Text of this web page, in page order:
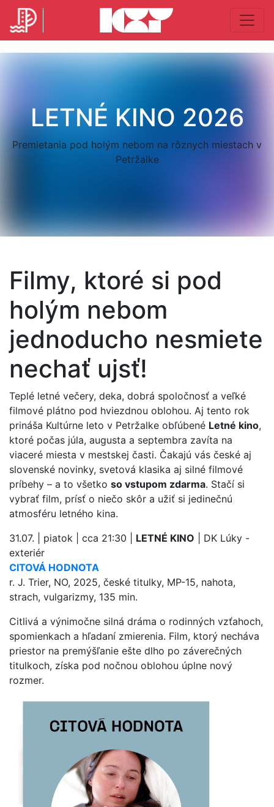
LETNÉ KINO 2026
Premietania pod holým nebom na rôznych miestach v
Petržalke
Filmy, ktoré si pod
holým nebom
jednoducho nesmiete
nechať ujsť!
Teplé letné večery, deka, dobrá spoločnosť a veľké
filmové plátno pod hviezdnou oblohou. Aj tento rok
prináša Kultúrne leto v Petržalke obľúbené Letné kino,
ktoré počas júla, augusta a septembra zavíta na
viaceré miesta v mestskej časti. Čakajú vás české aj
slovenské novinky, svetová klasika aj silné filmové
príbehy – a to všetko so vstupom zdarma. Stačí si
vybrať film, prísť o niečo skôr a užiť si jedinečnú
atmosféru letného kina.
31.07. | piatok | cca 21:30 | LETNÉ KINO | DK Lúky -
exteriér
CITOVÁ HODNOTA
r. J. Trier, NO, 2025, české titulky, MP-15, nahota,
strach, vulgarizmy, 135 min.
Citlivá a výnimočne silná dráma o rodinných vzťahoch,
spomienkach a hľadaní zmierenia. Film, ktorý necháva
priestor na premýšľanie ešte dlho po záverečných
titulkoch, získa pod nočnou oblohou úplne nový
rozmer.